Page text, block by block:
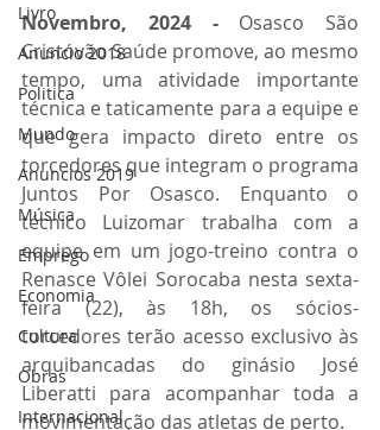
Livro
Anuncio 2018
Politica
Mundo
Anuncios 2019
Música
Emprego
Economia
Cultura
Obras
Internacional
Novembro, 2024 - Osasco São
Cristóvão Saúde promove, ao mesmo
tempo, uma atividade importante
técnica e taticamente para a equipe e
que gera impacto direto entre os
torcedores que integram o programa
Juntos Por Osasco. Enquanto o
técnico Luizomar trabalha com a
equipe em um jogo-treino contra o
Renasce Vôlei Sorocaba nesta sexta-
feira (22), às 18h, os sócios-
torcedores terão acesso exclusivo às
arquibancadas do ginásio José
Liberatti para acompanhar toda a
movimentação das atletas de perto.